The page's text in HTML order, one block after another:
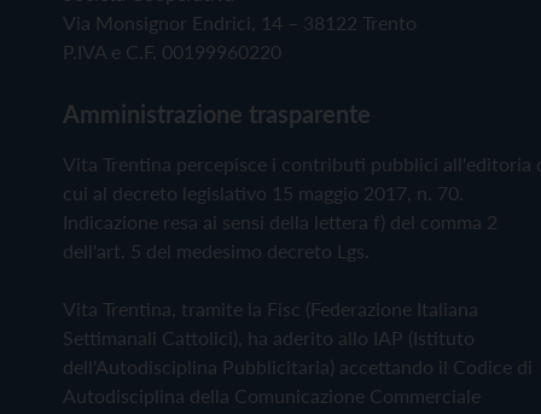
Via Monsignor Endrici, 14 – 38122 Trento
P.IVA e C.F. 00199960220
Amministrazione trasparente
Vita Trentina percepisce i contributi pubblici all'editoria
cui al decreto legislativo 15 maggio 2017, n. 70.
Indicazione resa ai sensi della lettera f) del comma 2
dell'art. 5 del medesimo decreto Lgs.
Vita Trentina, tramite la Fisc (Federazione Italiana
Settimanali Cattolici), ha aderito allo IAP (Istituto
dell'Autodisciplina Pubblicitaria) accettando il Codice di
Autodisciplina della Comunicazione Commerciale